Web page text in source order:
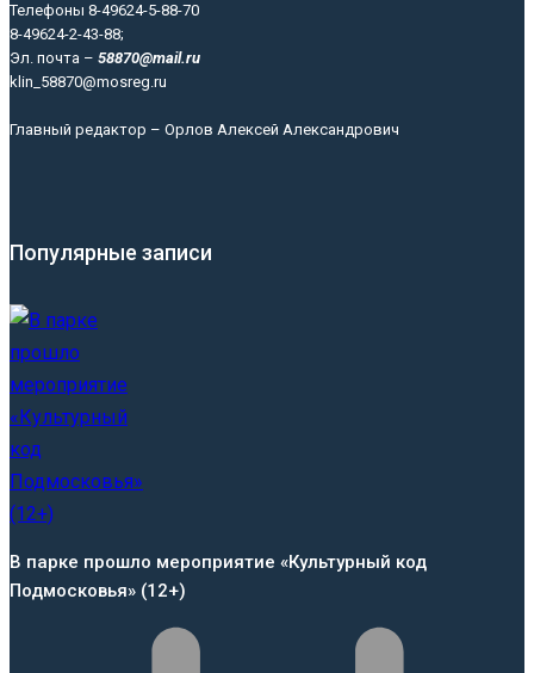
Телефоны 8-49624-5-88-70
8-49624-2-43-88;
Эл. почта – 58870@mail.ru
klin_58870@mosreg.ru
Главный редактор – Орлов Алексей Александрович
Популярные записи
В парке прошло мероприятие «Культурный код
Подмосковья» (12+)